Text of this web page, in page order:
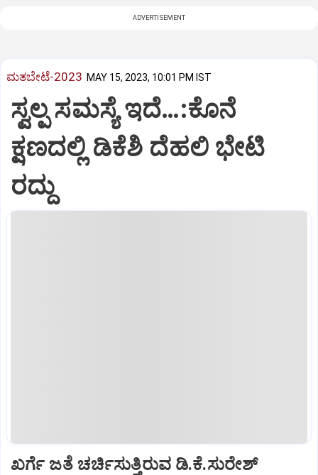
ADVERTISEMENT
ಮತಬೇಟೆ-2023 MAY 15, 2023, 10:01 PM IST
ಸ್ವಲ್ಪ ಸಮಸ್ಯೆ ಇದೆ…:ಕೊನೆ
ಕ್ಷಣದಲ್ಲಿ ಡಿಕೆಶಿ ದೆಹಲಿ ಭೇಟಿ
ರದ್ದು
ಖರ್ಗೆ ಜತೆ ಚರ್ಚಿಸುತ್ತಿರುವ ಡಿ.ಕೆ.ಸುರೇಶ್